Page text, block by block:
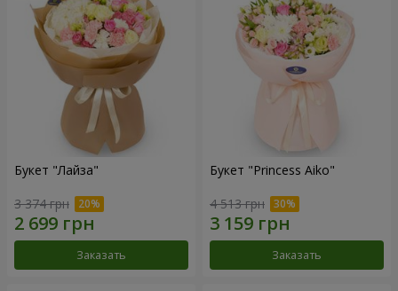
Букет "Лайза"
3 374 грн
Заказать
Букет "Princess Aiko"
4 513 грн
Заказать